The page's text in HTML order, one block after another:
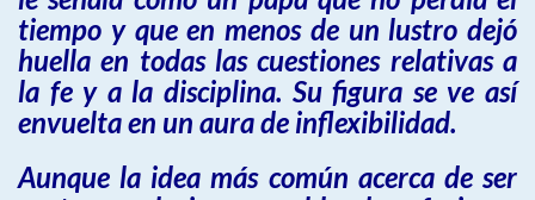
tiempo y que en menos de un lustro dejó
huella en todas las cuestiones relativas a
la fe y a la disciplina. Su figura se ve así
envuelta en un aura de inflexibilidad.
Aunque la idea más común acerca de ser